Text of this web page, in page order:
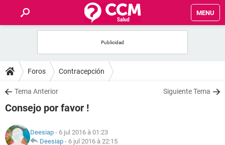
MENU
FORUMS
SALUD
FAMILIA
NUTRICIÓN
Foros Contracepción
Tema Anterior Siguiente Tema
Consejo por favor !
Deesiap - 6 jul 2016 à 01:23
Deesiap - 6 jul 2016 à 22:15